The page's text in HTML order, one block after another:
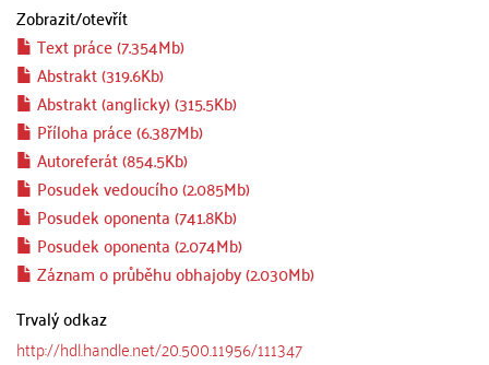
Zobrazit/otevřít
Text práce (7.354Mb)
Abstrakt (319.6Kb)
Abstrakt (anglicky) (315.5Kb)
Příloha práce (6.387Mb)
Autoreferát (854.5Kb)
Posudek vedoucího (2.085Mb)
Posudek oponenta (741.8Kb)
Posudek oponenta (2.074Mb)
Záznam o průběhu obhajoby (2.030Mb)
Trvalý odkaz
http://hdl.handle.net/20.500.11956/111347